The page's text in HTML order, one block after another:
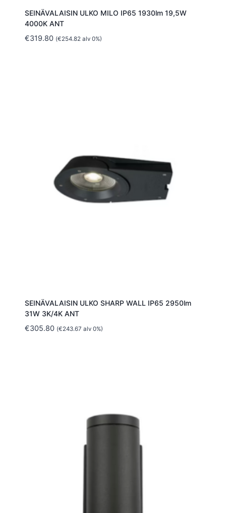
SEINÄVALAISIN ULKO MILO IP65 1930lm 19,5W
4000K ANT
€319.80 (€254.82 alv 0%)
SEINÄVALAISIN ULKO SHARP WALL IP65 2950lm
31W 3K/4K ANT
€305.80 (€243.67 alv 0%)